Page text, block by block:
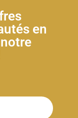
en